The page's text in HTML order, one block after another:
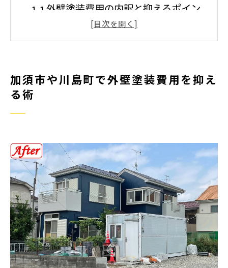
外壁塗装費用の内訳と抑えるポイン
外壁塗装費用相場を知り納得の見積
意点
外壁塗装のコスト削減に役立つ事前
準備
外壁塗装の賢い進め方と助成金活用法
外壁塗装の助成金制度を賢く活用す
る方法
外壁塗装の申請時に押さえる実務ポ
加須市や川島町で外壁塗装費用を抑え
る術